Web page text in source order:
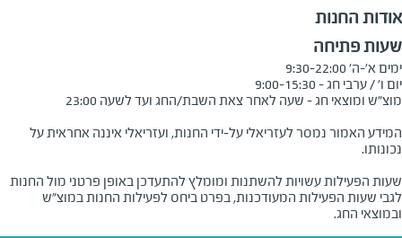
אודות החנות
שעות פתיחה
המידע האמור נמסר לעזריאלי על-ידי החנות, ועזריאלי איננה אחראית על
שעות הפעילות עשויות להשתנות ומומלץ להתעדכן באופן פרטני מול החנות
לגבי שעות הפעילות המעודכנות, בפרט ביחס לפעילות החנות במוצ"ש
ובמוצאי החג.